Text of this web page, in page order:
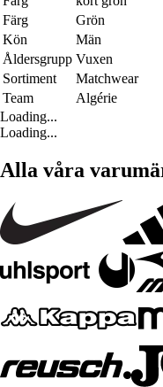
Färg
Grön
Kön
Män
Åldersgrupp Vuxen
Sortiment
Matchwear
Team
Algérie
Loading...
Loading...
Alla våra